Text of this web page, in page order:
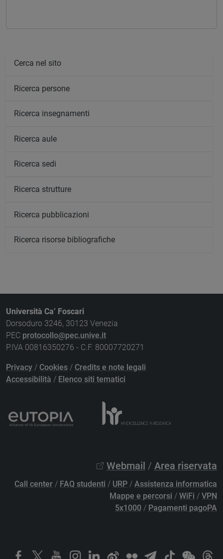
Cerca nel sito
Ricerca persone
Ricerca insegnamenti
Ricerca aule
Ricerca sedi
Ricerca strutture
Ricerca pubblicazioni
Ricerca risorse bibliografiche
Università Ca’ Foscari
Dorsoduro 3246, 30123 Venezia
PEC protocollo@pec.unive.it
P.IVA 00816350276 - C.F. 80007720271
Privacy / Cookies / Credits e note legali
Accessibilità / Elenco siti tematici
Webmail / Area riservata
Call center / FAQ studenti / URP / Assistenza informatica
Mappe e percorsi / WiFi / VPN
5x1000 / Pagamenti pagoPA